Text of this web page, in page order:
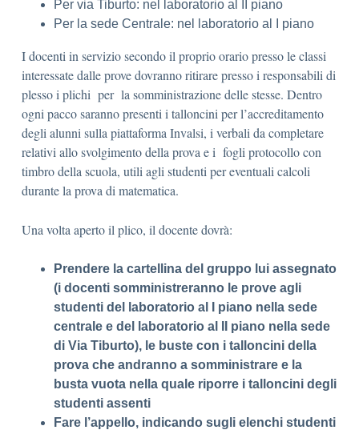
Per via Tiburto: nel laboratorio al II piano
Per la sede Centrale: nel laboratorio al I piano
I docenti in servizio secondo il proprio orario presso le classi
interessate dalle prove dovranno ritirare presso i responsabili di
plesso i plichi per la somministrazione delle stesse. Dentro
ogni pacco saranno presenti i talloncini per l’accreditamento
degli alunni sulla piattaforma Invalsi, i verbali da completare
relativi allo svolgimento della prova e i fogli protocollo con
timbro della scuola, utili agli studenti per eventuali calcoli
durante la prova di matematica.
Una volta aperto il plico, il docente dovrà:
Prendere la cartellina del gruppo lui assegnato
(i docenti somministreranno le prove agli
studenti del laboratorio al I piano nella sede
centrale e del laboratorio al II piano nella sede
di Via Tiburto), le buste con i talloncini della
prova che andranno a somministrare e la
busta vuota nella quale riporre i talloncini degli
studenti assenti
Fare l’appello, indicando sugli elenchi studenti